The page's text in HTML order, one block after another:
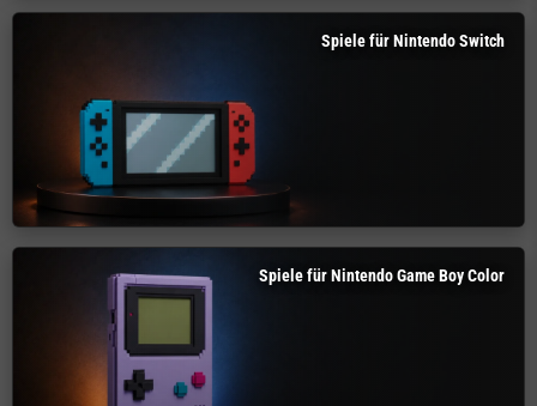
Spiele für Nintendo Switch
Spiele für Nintendo Game Boy Color